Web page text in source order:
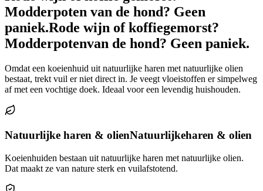
Modderpoten van de hond? Geen
paniek.Rode wijn of koffiegemorst?
Modderpotenvan de hond? Geen paniek.
Omdat een koeienhuid uit natuurlijke haren met natuurlijke olien
bestaat, trekt vuil er niet direct in. Je veegt vloeistoffen er simpelweg
af met een vochtige doek. Ideaal voor een levendig huishouden.
Natuurlijke haren & olienNatuurlijkeharen & olien
Koeienhuiden bestaan uit natuurlijke haren met natuurlijke olien.
Dat maakt ze van nature sterk en vuilafstotend.